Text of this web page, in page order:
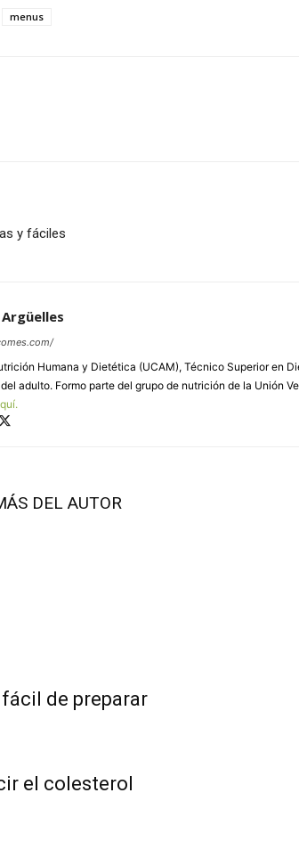
menus
y fáciles
Humana y Dietética (UCAM), Técnico Superior en
adulto. Formo parte del grupo de nutrición de la Unión
DEL AUTOR
de preparar
el colesterol